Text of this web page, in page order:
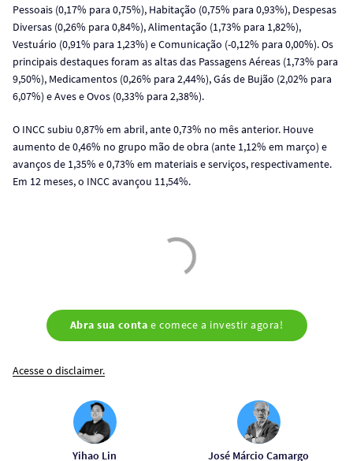
Pessoais (0,17% para 0,75%), Habitação (0,75% para 0,93%), Despesas
Diversas (0,26% para 0,84%), Alimentação (1,73% para 1,82%),
Vestuário (0,91% para 1,23%) e Comunicação (-0,12% para 0,00%). Os
principais destaques foram as altas das Passagens Aéreas (1,73% para
9,50%), Medicamentos (0,26% para 2,44%), Gás de Bujão (2,02% para
6,07%) e Aves e Ovos (0,33% para 2,38%).
O INCC subiu 0,87% em abril, ante 0,73% no mês anterior. Houve
aumento de 0,46% no grupo mão de obra (ante 1,12% em março) e
avanços de 1,35% e 0,73% em materiais e serviços, respectivamente.
Em 12 meses, o INCC avançou 11,54%.
Abra sua conta e comece a investir agora!
Acesse o disclaimer.
Yihao Lin José Márcio Camargo